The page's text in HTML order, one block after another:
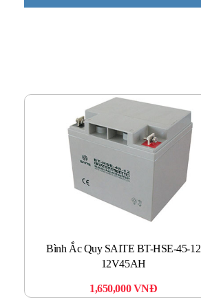
Bình Ắc Quy SAITE BT-HSE-45-12
12V45AH
1,650,000VNĐ